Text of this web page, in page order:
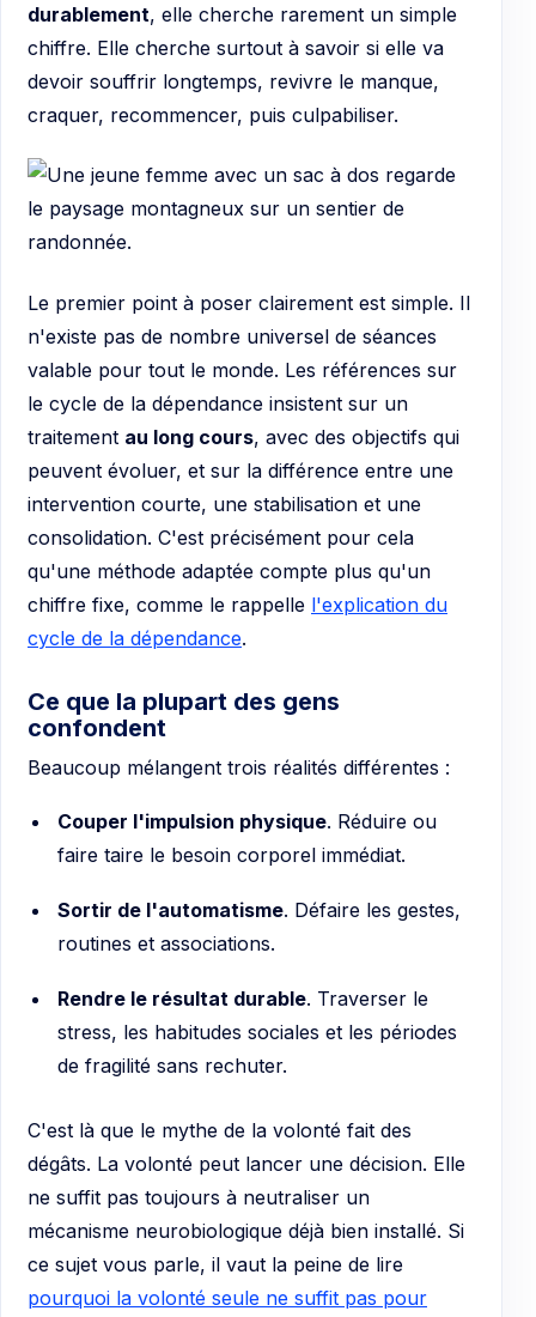
durablement, elle cherche rarement un simple
chiffre. Elle cherche surtout à savoir si elle va
devoir souffrir longtemps, revivre le manque,
craquer, recommencer, puis culpabiliser.
Le premier point à poser clairement est simple. Il
n'existe pas de nombre universel de séances
valable pour tout le monde. Les références sur
le cycle de la dépendance insistent sur un
traitement au long cours, avec des objectifs qui
peuvent évoluer, et sur la différence entre une
intervention courte, une stabilisation et une
consolidation. C'est précisément pour cela
qu'une méthode adaptée compte plus qu'un
chiffre fixe, comme le rappelle l'explication du
cycle de la dépendance.
Ce que la plupart des gens
confondent
Beaucoup mélangent trois réalités différentes :
Couper l'impulsion physique. Réduire ou
faire taire le besoin corporel immédiat.
Sortir de l'automatisme. Défaire les gestes,
routines et associations.
Rendre le résultat durable. Traverser le
stress, les habitudes sociales et les périodes
de fragilité sans rechuter.
C'est là que le mythe de la volonté fait des
dégâts. La volonté peut lancer une décision. Elle
ne suffit pas toujours à neutraliser un
mécanisme neurobiologique déjà bien installé. Si
ce sujet vous parle, il vaut la peine de lire
pourquoi la volonté seule ne suffit pas pour